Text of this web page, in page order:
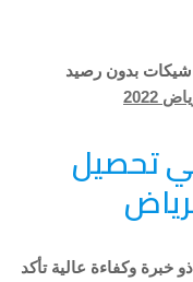
شيكات بدون رصيد
2022
تحصيل
خبرة وكفاءة عالية تأكد